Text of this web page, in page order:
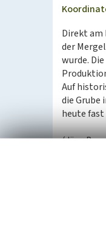
Direkt am
der
wurde.
Auf
die Grube
heute
(Jörg